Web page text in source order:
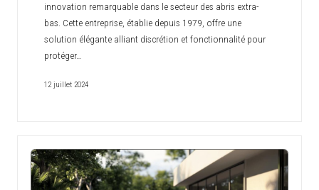
innovation remarquable dans le secteur des abris extra-
bas. Cette entreprise, établie depuis 1979, offre une
solution élégante alliant discrétion et fonctionnalité pour
protéger…
12 juillet 2024